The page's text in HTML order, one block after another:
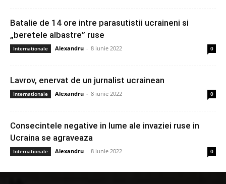
Batalie de 14 ore intre parasutistii ucraineni si
„beretele albastre” ruse
Internationale Alexandru - 8 iunie 2022 0
Lavrov, enervat de un jurnalist ucrainean
Internationale Alexandru - 8 iunie 2022 0
Consecintele negative in lume ale invaziei ruse in
Ucraina se agraveaza
Internationale Alexandru - 8 iunie 2022 0